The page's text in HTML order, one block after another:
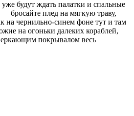
будут ждать па­латки и спальные
бросайте плед на мяг­кую траву,
на чернильно-синем фоне тут и там
на огоньки далеких кораблей,
покрывалом весь